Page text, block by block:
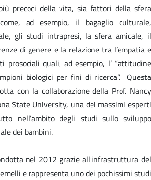
precoci della vita, sia fattori della sfera
ad esempio, il bagaglio culturale,
gli studi intrapresi, la sfera amicale, il
di genere e la relazione tra l’empatia e
prosociali quali, ad esempio, l’ “attitudine
biologici per fini di ricerca”. Questa
con la collaborazione della Prof. Nancy
State University, una dei massimi esperti
nell’ambito degli studi sullo sviluppo
dei bambini.
nel 2012 grazie all’infrastruttura del
e rappresenta uno dei pochissimi studi